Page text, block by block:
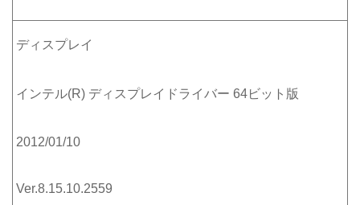
ディスプレイ
インテル(R) ディスプレイドライバー 64ビット版
2012/01/10
Ver.8.15.10.2559